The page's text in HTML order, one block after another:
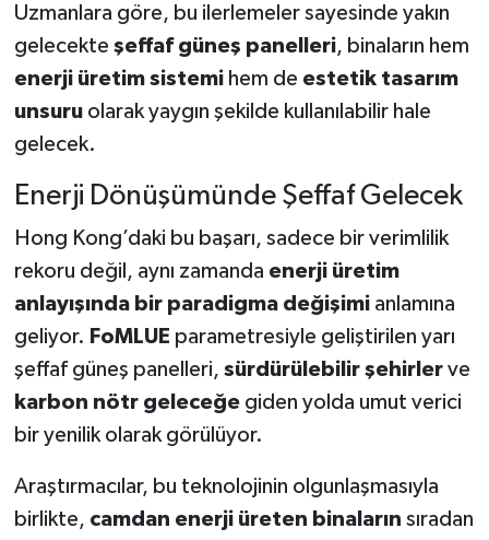
Uzmanlara göre, bu ilerlemeler sayesinde yakın
gelecekte şeffaf güneş panelleri, binaların hem
enerji üretim sistemihem de estetik tasarım
unsuruolarak yaygın şekilde kullanılabilir hale
gelecek.
Enerji Dönüşümünde Şeffaf Gelecek
Hong Kong’daki bu başarı, sadece bir verimlilik
rekoru değil, aynı zamanda enerji üretim
anlayışında bir paradigma değişimianlamına
geliyor. FoMLUE parametresiyle geliştirilen yarı
şeffaf güneş panelleri, sürdürülebilir şehirlerve
karbon nötr geleceğegiden yolda umut verici
bir yenilik olarak görülüyor.
Araştırmacılar, bu teknolojinin olgunlaşmasıyla
birlikte, camdan enerji üreten binaların sıradan